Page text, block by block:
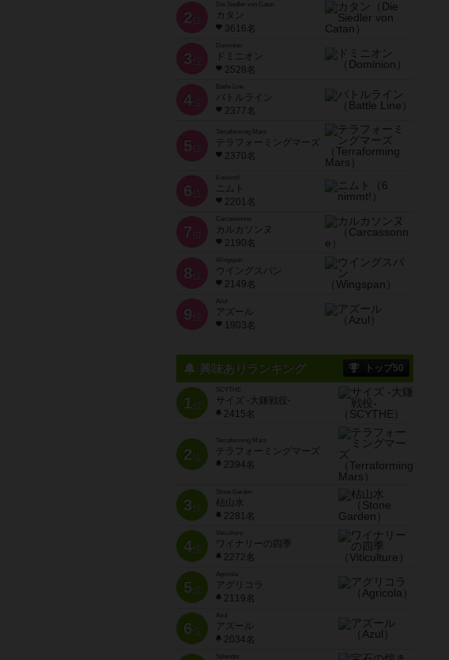
2 位
Die Siedler von Catan
カタン
3616名
3 位
ドミニオン
2528名
4位
Battle Line
バトルライン
2377名
5 位
Terraforming Mars
テラフォーミングマーズ
2370名
6 位
ニムト
2201名
7 位
Carcassonne
カルカソンヌ
2190名
8 位
Wingspan
ウイングスパン
2149名
9 位
Azul
アズール
1903名
興味ありランキング トップ50
1位
SCYTHE
サイズ -大鎌戦役-
2415名
2位
Terraforming Mars
テラフォーミングマーズ
2394名
3位
Stone Garden
枯山水
2281名
4位
Viticulture
ワイナリーの四季
2272名
5位
Agricola
アグリコラ
2119名
6位
Azul
アズール
2034名